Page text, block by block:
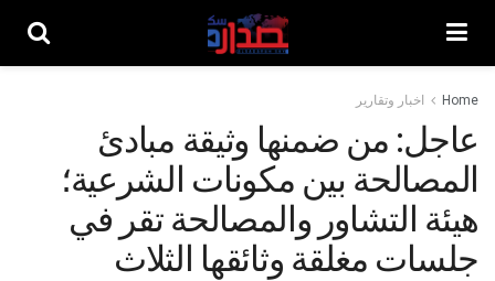
Home اخبار وتقارير
عاجل: من ضمنها وثيقة مبادئ
المصالحة بين مكونات الشرعية؛
هيئة التشاور والمصالحة تقر في
جلسات مغلقة وثائقها الثلاث